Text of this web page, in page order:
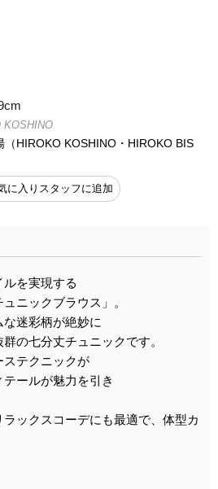
KOSHINO
（HIROKO KOSHINO・HIROKO BIS
に入りスタッフに追加
を実現する
ニックブラウス」。
迷彩柄が絶妙に
の七分丈チュニックです。
テクニックが
ールが魅力を引き
ックスコーデにも最適で、体型カ